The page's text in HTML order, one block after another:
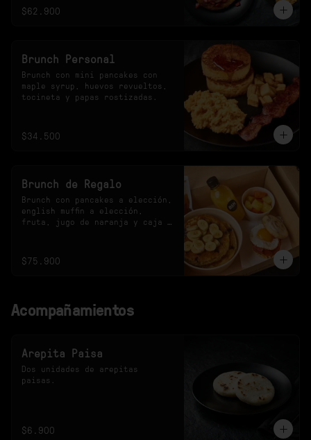
$62.900
Brunch Personal
Brunch con mini pancakes con
maple syrup, huevos revueltos,
tocineta y papas rostizadas.
$34.500
Brunch de Regalo
Brunch con pancakes a elección,
english muffin a elección,
fruta, jugo de naranja y caja
$75.900
Acompañamientos
Arepita Paisa
Dos unidades de arepitas
paisas.
$6.900